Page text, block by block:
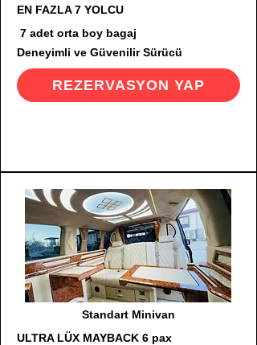
EN FAZLA 7 YOLCU
7 adet orta boy bagaj
Deneyimli ve Güvenilir Sürücü
REZERVASYON YAP
Standart Minivan
ULTRA LÜX MAYBACK 6 pax